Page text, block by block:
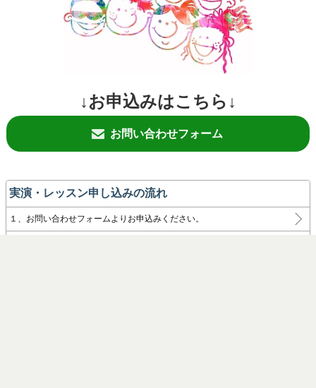
↓お申込みはこちら↓
お問い合わせフォーム
実演・レッスン申し込みの流れ
１、お問い合わせフォームよりお申込みください。